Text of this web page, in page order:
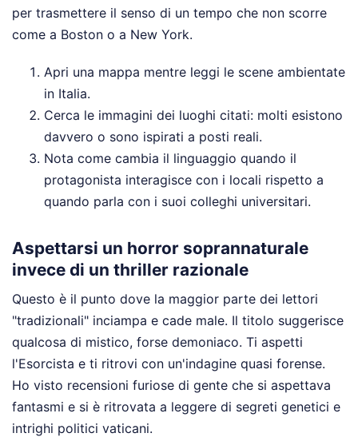
per trasmettere il senso di un tempo che non scorre
come a Boston o a New York.
Apri una mappa mentre leggi le scene ambientate
in Italia.
Cerca le immagini dei luoghi citati: molti esistono
davvero o sono ispirati a posti reali.
Nota come cambia il linguaggio quando il
protagonista interagisce con i locali rispetto a
quando parla con i suoi colleghi universitari.
Aspettarsi un horror soprannaturale
invece di un thriller razionale
Questo è il punto dove la maggior parte dei lettori
"tradizionali" inciampa e cade male. Il titolo suggerisce
qualcosa di mistico, forse demoniaco. Ti aspetti
l'Esorcista e ti ritrovi con un'indagine quasi forense.
Ho visto recensioni furiose di gente che si aspettava
fantasmi e si è ritrovata a leggere di segreti genetici e
intrighi politici vaticani.